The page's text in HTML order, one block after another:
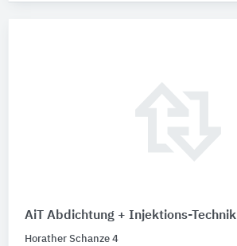
AiT Abdichtung + Injektions-Technik
Horather Schanze 4